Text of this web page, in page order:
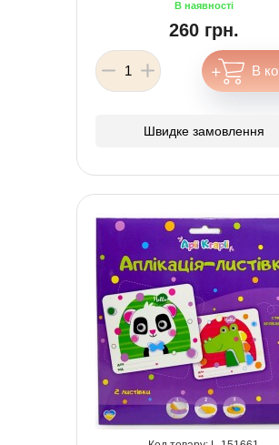
260 грн.
Швидке замовлення